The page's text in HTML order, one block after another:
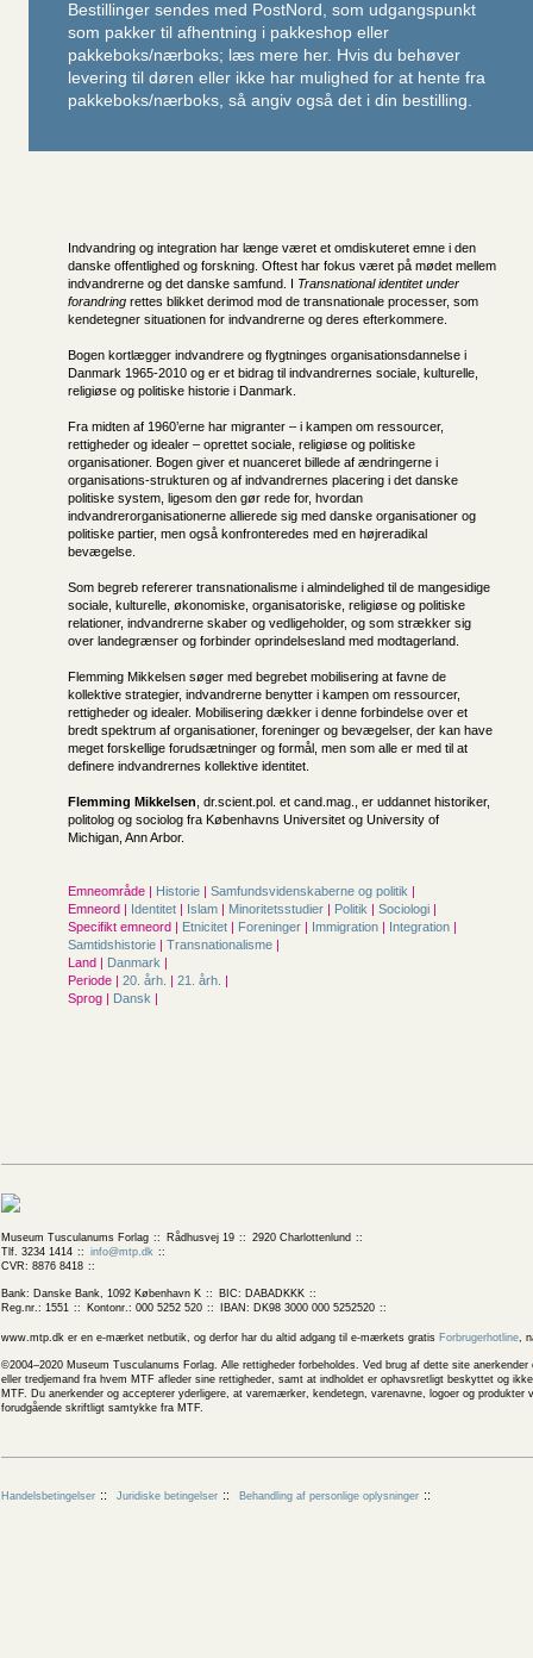
Bestillinger sendes med PostNord, som udgangspunkt
som pakker til afhentning i pakkeshop eller
pakkeboks/nærboks; læs mere her. Hvis du behøver
levering til døren eller ikke har mulighed for at hente fra
pakkeboks/nærboks, så angiv også det i din bestilling.
Indvandring og integration har længe været et omdiskuteret emne i den
danske offentlighed og forskning. Oftest har fokus været på mødet mellem
indvandrerne og det danske samfund. I Transnational identitet under
forandring rettes blikket derimod mod de transnationale processer, som
kendetegner situationen for indvandrerne og deres efterkommere.
Bogen kortlægger indvandrere og flygtninges organisationsdannelse i
Danmark 1965-2010 og er et bidrag til indvandrernes sociale, kulturelle,
religiøse og politiske historie i Danmark.
Fra midten af 1960’erne har migranter – i kampen om ressourcer,
rettigheder og idealer – oprettet sociale, religiøse og politiske
organisationer. Bogen giver et nuanceret billede af ændringerne i
organisations-strukturen og af indvandrernes placering i det danske
politiske system, ligesom den gør rede for, hvordan
indvandrerorganisationerne allierede sig med danske organisationer og
politiske partier, men også konfronteredes med en højreradikal
bevægelse.
Som begreb refererer transnationalisme i almindelighed til de mangesidige
sociale, kulturelle, økonomiske, organisatoriske, religiøse og politiske
relationer, indvandrerne skaber og vedligeholder, og som strækker sig
over landegrænser og forbinder oprindelsesland med modtagerland.
Flemming Mikkelsen søger med begrebet mobilisering at favne de
kollektive strategier, indvandrerne benytter i kampen om ressourcer,
rettigheder og idealer. Mobilisering dækker i denne forbindelse over et
bredt spektrum af organisationer, foreninger og bevægelser, der kan have
meget forskellige forudsætninger og formål, men som alle er med til at
definere indvandrernes kollektive identitet.
Flemming Mikkelsen , dr.scient.pol. et cand.mag., er uddannet historiker,
politolog og sociolog fra Københavns Universitet og University of
Michigan, Ann Arbor.
Emneområde | Historie | Samfunds­videnskaberne og politik |
Emneord | Identitet | Islam | Minoritetsstudier | Politik | Sociologi |
Specifikt emneord | Etnicitet | Foreninger | Immigration | Integration |
Samtidshistorie | Transnationalisme |
Land | Danmark |
Periode | 20. årh. | 21. årh. |
Sprog | Dansk |
Museum Tusculanums Forlag Rådhusvej 19
2920 Charlottenlund
Tlf. 3234 1414
info@mtp.dk
CVR: 8876 8418
Bank: Danske Bank, 1092 København K
BIC: DABADKKK
Reg.nr.: 1551
Kontonr.: 000 5252 520 IBAN: DK98 3000 000 5252520
www.mtp.dk er en e-mærket netbutik, og derfor har du altid adgang til e-mærkets gratis Forbrugerhotline,
©2004–2020 Museum Tusculanums Forlag. Alle rettigheder forbeholdes. Ved brug af dette site
eller tredjemand fra hvem MTF afleder sine rettigheder, samt at indholdet er ophavsretligt beskyttet og
MTF. Du anerkender og accepterer yderligere, at varemærker, kendetegn, varenavne, logoer og
forudgående skriftligt samtykke fra MTF.
Handelsbetingelser Juridiske betingelser Behandling af personlige oplysninger